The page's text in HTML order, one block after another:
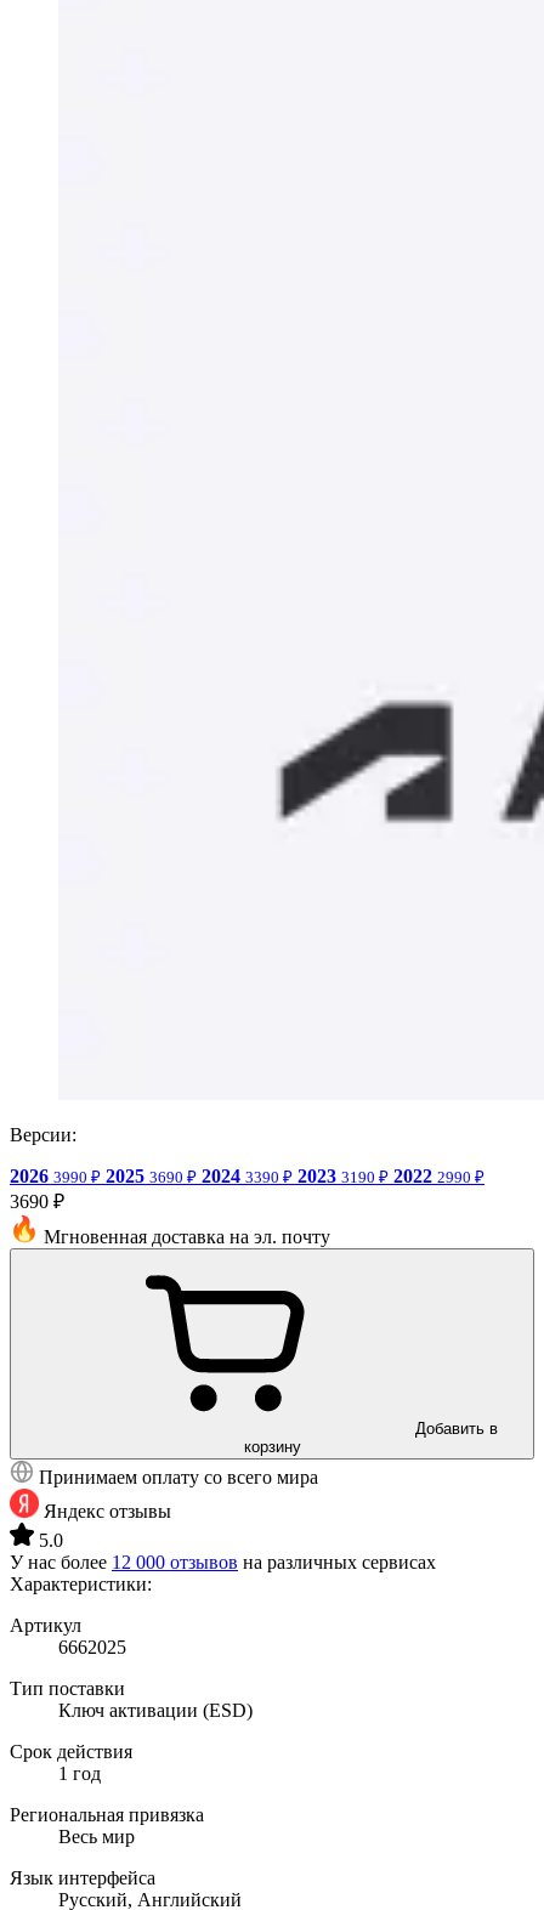
Версии:
2026 3990 ₽ 2025 3690 ₽ 2024 3390 ₽ 2023 3190 ₽ 2022 2990 ₽
3690 ₽
Мгновенная доставка на эл. почту
Добавить в
корзину
Принимаем оплату со всего мира
Яндекс отзывы
5.0
У нас более 12 000 отзывов на различных сервисах
Характеристики:
Артикул
6662025
Тип поставки
Ключ активации (ESD)
Срок действия
1 год
Региональная привязка
Весь мир
Язык интерфейса
Русский, Английский